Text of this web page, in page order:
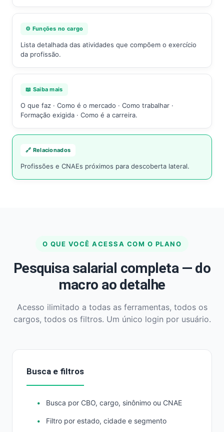
⚙️ Funções no cargo
Lista detalhada das atividades que compõem o exercício
da profissão.
📖 Saiba mais
O que faz · Como é o mercado · Como trabalhar ·
Formação exigida · Como é a carreira.
🔗 Relacionados
Profissões e CNAEs próximos para descoberta lateral.
O QUE VOCÊ ACESSA COM O PLANO
Pesquisa salarial completa — do
macro ao detalhe
Acesso ilimitado a todas as ferramentas, todos os
cargos, todos os filtros. Um único login por usuário.
Busca e filtros
Busca por CBO, cargo, sinônimo ou CNAE
Filtro por estado, cidade e segmento